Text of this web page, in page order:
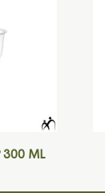
300 ML